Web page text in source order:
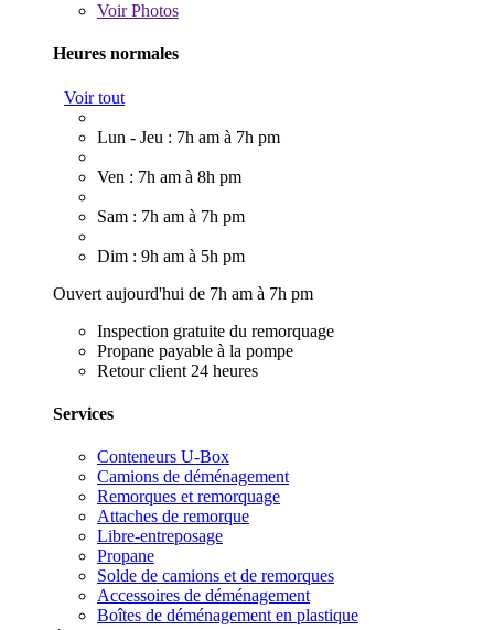
VoirPhotos
Heures normales
Voir tout
Lun - Jeu : 7h am à 7h pm
Ven : 7h am à 8h pm
Sam : 7h am à 7h pm
Dim : 9h am à 5h pm
Ouvert aujourd'hui de 7h am à 7h pm
Inspection gratuite du remorquage
Propane payable à la pompe
Retour client 24 heures
Services
Conteneurs U-Box
Camions de déménagement
Remorques et remorquage
Attaches de remorque
Libre-entreposage
Propane
Solde de camions et de remorques
Accessoires de déménagement
Boîtes de déménagement en plastique